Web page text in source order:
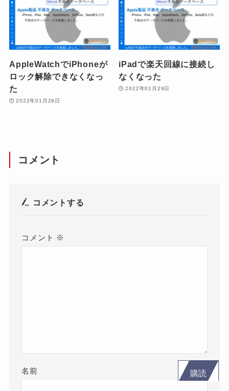
AppleWatchでiPhoneが
ロック解除できなくなっ
た
2022年01月29日
iPadで楽天回線に接続し
なくなった
2022年01月29日
コメント
コメントする
コメント ※
名前 購読